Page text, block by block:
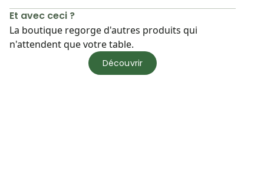
Et avec ceci ?
La boutique regorge d'autres produits qui
n'attendent que votre table.
Découvrir